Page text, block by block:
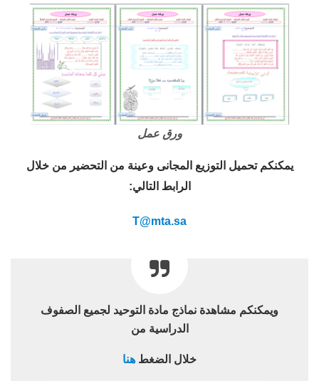
ورق عمل
يمكنكم تحميل التوزيع المجانى وعينة من التحضير من خلال
الرابط التالي:
T@mta.sa
ويمكنكم مشاهدة نماذج مادة التوحيد لجميع الصفوف
الدراسية من
خلال الضغط هنا